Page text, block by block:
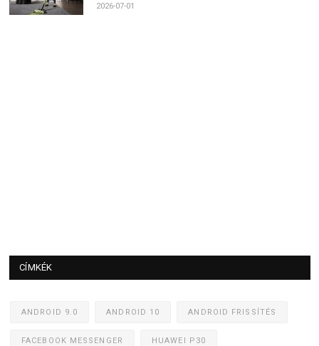
2026-07-01
CÍMKÉK
ANDROID 9.0 ANDROID 10 ANDROID FRISSÍTÉS
FACEBOOK MESSENGER HUAWEI P30